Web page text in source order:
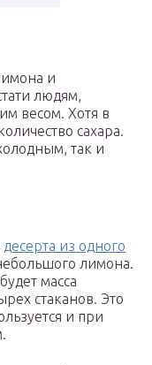
и
людям,
весом. Хотя в
сахара.
так и
десерта из одного
лимона.
масса
стаканов. Это
и при